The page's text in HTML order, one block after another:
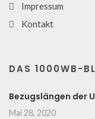
Impressum
Kontakt
DAS 1000WB-
Bezugslängen der
Mai 28, 2020